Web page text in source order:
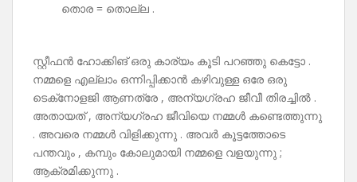
തൊര = തൊല്ല .
സ്റ്റീഫൻ ഹോക്കിങ് ഒരു കാര്യം കൂടി പറഞ്ഞു കെട്ടോ .
നമ്മളെ എല്ലാം ഒന്നിപ്പിക്കാൻ കഴിവുള്ള ഒരേ ഒരു
ടെക്‌നോളജി ആണത്രേ , അന്യഗ്രഹ ജീവീ തിരച്ചിൽ .
അതായത് , അന്യഗ്രഹ ജീവിയെ നമ്മൾ കണ്ടെത്തുന്നു
. അവരെ നമ്മൾ വിളിക്കുന്നു . അവർ കൂട്ടത്തോടെ
പന്തവും , കമ്പും കോലുമായി നമ്മളെ വളയുന്നു ;
ആക്രമിക്കുന്നു .